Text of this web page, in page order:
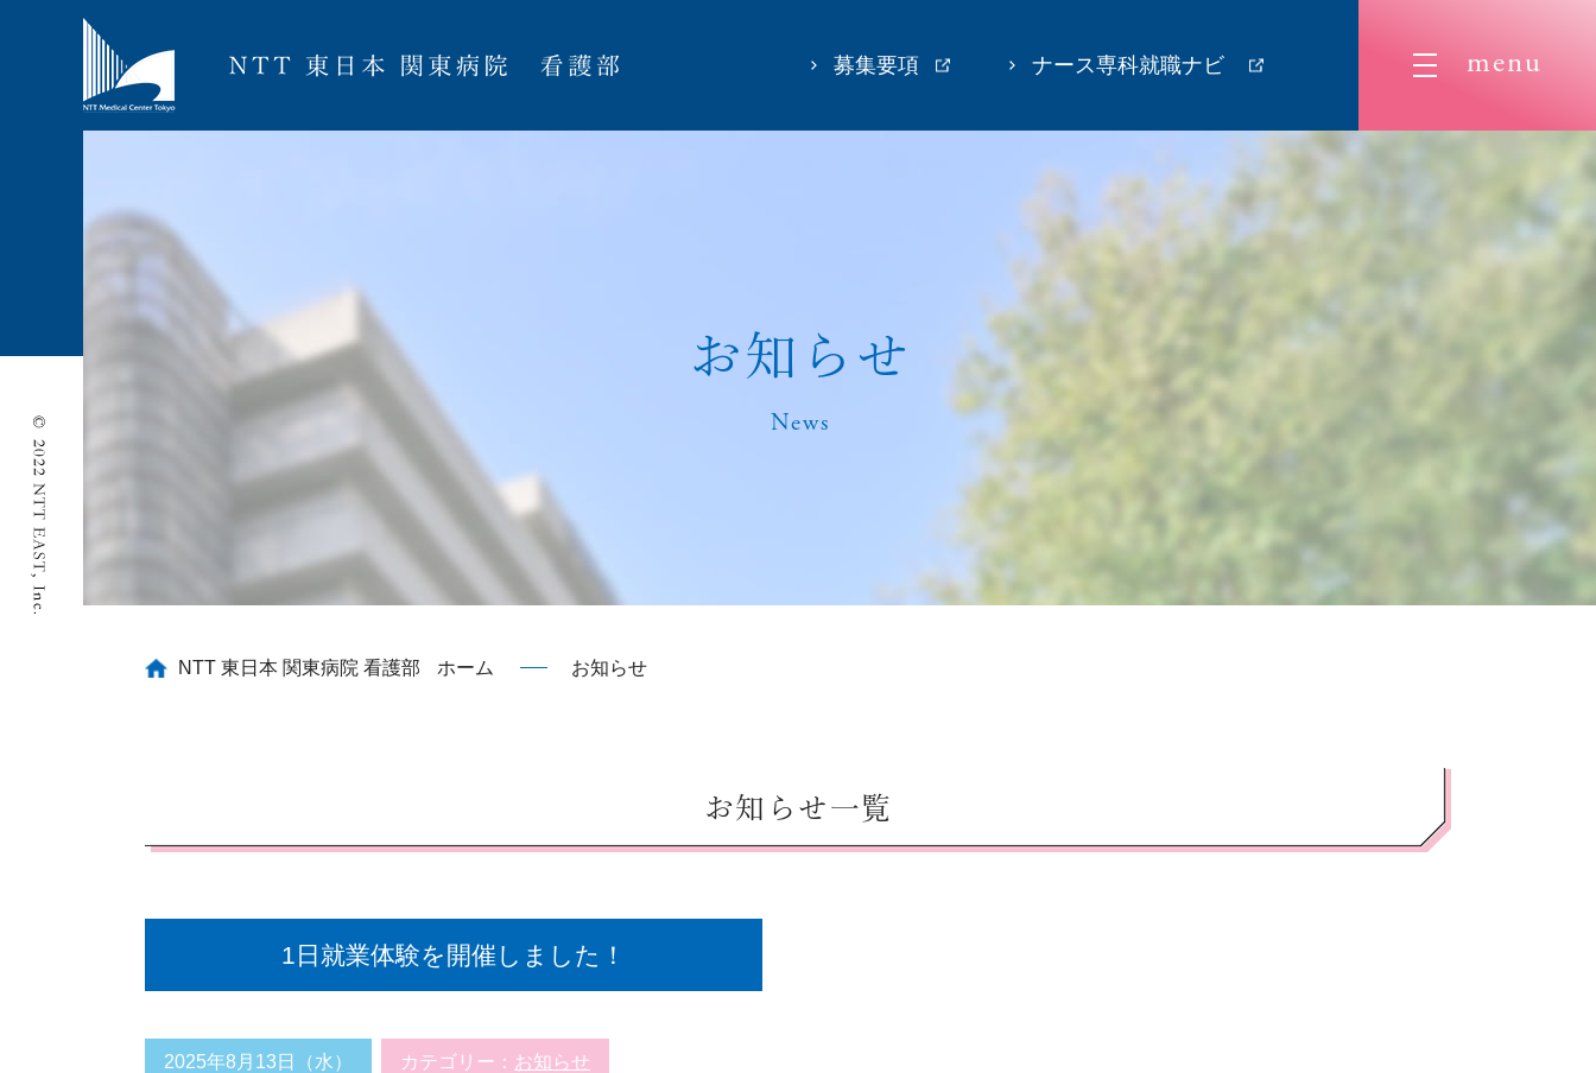
募集要項 ナース専科就職ナビ menu
お知 ら せ
News
NTT 東日本 関東病院 看護部 ホーム お知らせ
お知らせ一覧
1日就業体験を開催しました！
2025年8月13日（水） カテゴリー： お知らせ